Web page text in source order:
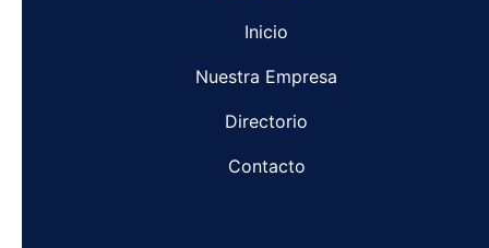
Inicio
Nuestra Empresa
Directorio
Contacto